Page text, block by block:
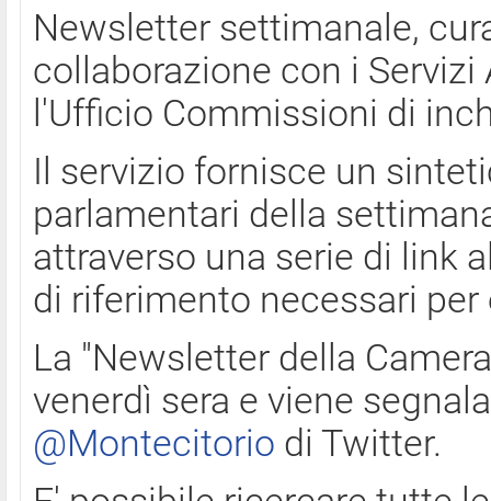
Newsletter settimanale,
collaborazione con i
l'Ufficio Commissioni di
Il servizio fornisce un
parlamentari della
attraverso una serie di link
di riferimento necessari
La "Newsletter della
venerdì sera e viene
@Montecitorio di Twitter.